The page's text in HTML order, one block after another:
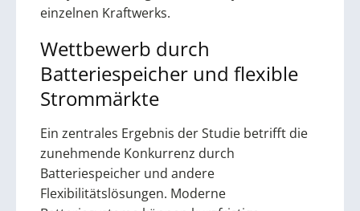
einzelnen Kraftwerks.
Wettbewerb durch
Batteriespeicher und flexible
Strommärkte
Ein zentrales Ergebnis der Studie betrifft die
zunehmende Konkurrenz durch
Batteriespeicher und andere
Flexibilitätslösungen. Moderne